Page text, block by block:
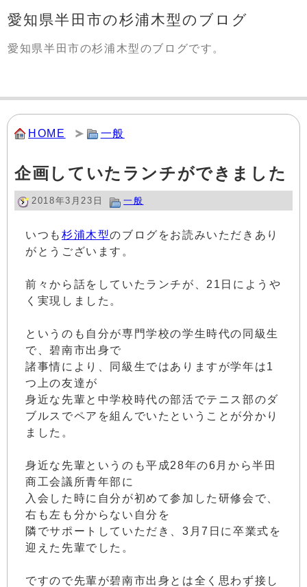
愛知県半田市の杉浦木型のブログ
愛知県半田市の杉浦木型のブログです。
HOME 一般
企画していたランチができました
2018年3月23日 一般
いつも杉浦木型のブログをお読みいただきあり
がとうございます。
前々から話をしていたランチが、21日にようや
く実現しました。
というのも自分が専門学校の学生時代の同級生
で、碧南市出身で
諸事情により、同級生ではありますが学年は1
つ上の友達が
身近な先輩と中学校時代の部活でテニス部のダ
ブルスでペアを組んでいたということが分かり
ました。
身近な先輩というのも平成28年の6月から半田
商工会議所青年部に
入会した時に自分が初めて参加した研修会で、
右も左も分からない自分を
隣でサポートしていただき、3月7日に卒業式を
迎えた先輩でした。
ですので先輩が碧南市出身とは全く思わず接し